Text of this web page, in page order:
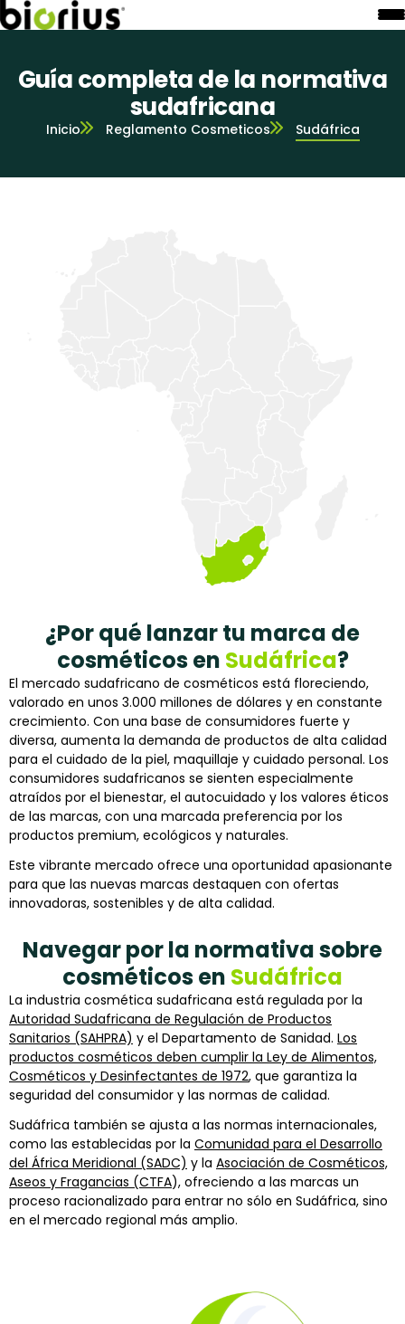
Guía completa de la normativa
sudafricana
Inicio Reglamento Cosmeticos Sudáfrica
¿Por qué lanzar tu marca de
cosméticos en Sudáfrica?
El mercado sudafricano de cosméticos está floreciendo,
valorado en unos 3.000 millones de dólares y en constante
crecimiento. Con una base de consumidores fuerte y
diversa, aumenta la demanda de productos de alta calidad
para el cuidado de la piel, maquillaje y cuidado personal. Los
consumidores sudafricanos se sienten especialmente
atraídos por el bienestar, el autocuidado y los valores éticos
de las marcas, con una marcada preferencia por los
productos premium, ecológicos y naturales.
Este vibrante mercado ofrece una oportunidad apasionante
para que las nuevas marcas destaquen con ofertas
innovadoras, sostenibles y de alta calidad.
Navegar por la normativa sobre
cosméticos en Sudáfrica
La industria cosmética sudafricana está regulada por la
Autoridad Sudafricana de Regulación de Productos
Sanitarios (SAHPRA) y el Departamento de Sanidad. Los
productos cosméticos deben cumplir la Ley de Alimentos,
Cosméticos y Desinfectantes de 1972, que garantiza la
seguridad del consumidor y las normas de calidad.
Sudáfrica también se ajusta a las normas internacionales,
como las establecidas por la Comunidad para el Desarrollo
del África Meridional (SADC) y la Asociación de Cosméticos,
Aseos y Fragancias (CTFA), ofreciendo a las marcas un
proceso racionalizado para entrar no sólo en Sudáfrica, sino
en el mercado regional más amplio.